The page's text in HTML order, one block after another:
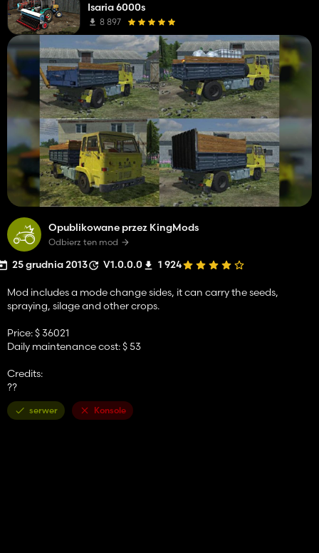
Opublikowane przez KingMods
Odbierz ten mod
25 grudnia 2013 V1.0.0.0 1 924
Mod includes a mode change sides, it can carry the seeds,
spraying, silage and other crops.
Price: $ 36021
Daily maintenance cost: $ 53
Credits:
??
serwer Konsole
Isaria 6000s
8 897